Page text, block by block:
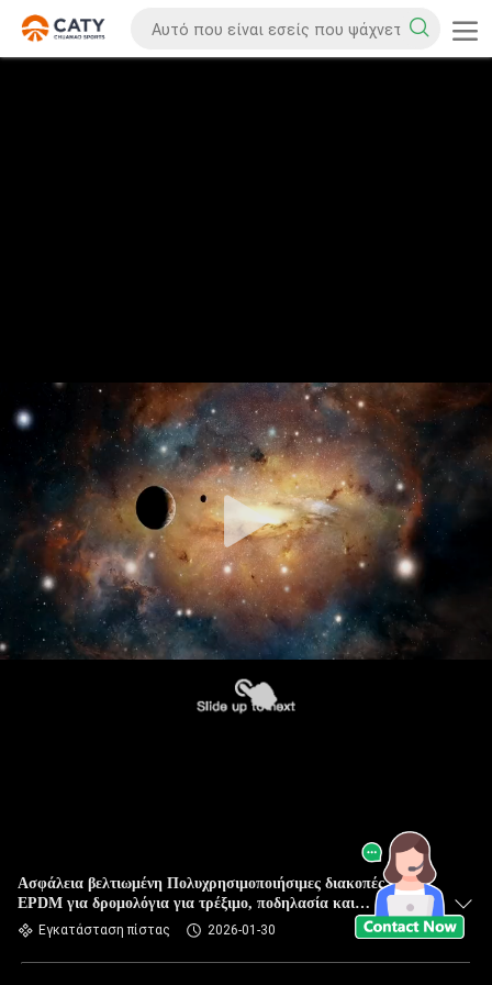
Ασφάλεια βελτιωμένη Πολυχρησιμοποιήσιμες διακοπές
EPDM για δρομολόγια για τρέξιμο, ποδηλασία και
αναπηρικές καρέκλες
Εγκατάσταση πίστας 2026-01-30